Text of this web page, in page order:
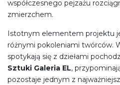
współczesnego pejzażu
zmierzchem.
Istotnym elementem projektu
różnymi pokoleniami twórców.
spotykają się z dziełami
Sztuki Galeria EL,
pozostaje jednym z